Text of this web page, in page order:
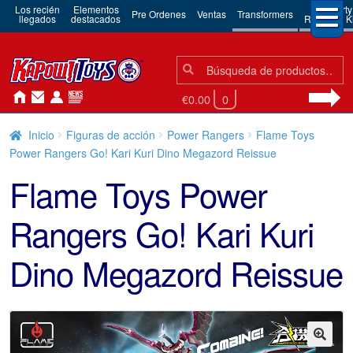
Los recién
llegados
Elementos
destacados Pre Ordenes Ventas Transformers 3rd Party
Robots &
Búsqueda:
Búsqueda
€0.00 0
Inicio Figuras de acción Power Rangers
Flame Toys
Power Rangers Go! Kari Kuri Dino Megazord Reissue
Flame Toys Power
Rangers Go! Kari Kuri
Dino Megazord Reissue